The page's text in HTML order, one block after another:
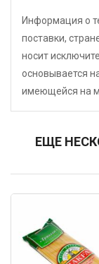
Информация о
поставки,
носит
основывается
имеющейся на
ЕЩЕ